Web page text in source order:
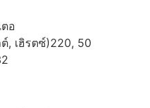
อ
, เฮิรตซ์)220, 50